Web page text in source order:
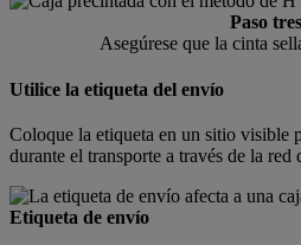
Paso tres
Asegúrese que la cinta
Utilice la etiqueta del envío
Coloque la etiqueta en un sitio visible
durante el transporte a través de la
Etiqueta de envío